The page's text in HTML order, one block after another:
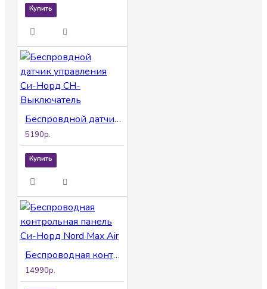
Купить
Беспровдной датчик управления Си-Норд СН-Выключатель
5190р.
Купить
Беспроводная контрольная панель Си-Норд Nord Max Air
14990р.